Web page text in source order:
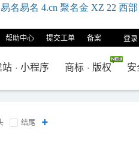
易名易名 4.cn 聚名金 XZ 22 西部